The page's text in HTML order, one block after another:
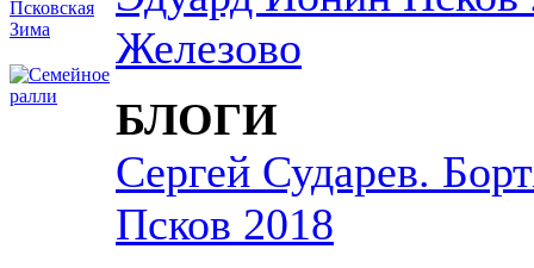
Железово
БЛОГИ
Сергей Сударев.
Псков 2018